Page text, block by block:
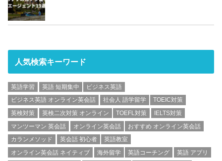
人気検索キーワード
英語学習 英語 短期集中
ビジネス英語
ビジネス英語 オンライン英会話
社会人 語学留学
TOEIC対策
英検対策
英検二次対策 オンライン TOEFL対策
IELTS対策
マンツーマン 英会話
オンライン英会話
おすすめ オンライン英会話
カランメソッド
英会話 初心者
英語教室
オンライン英会話 ネイティブ
海外留学 英語コーチング
英語 アプリ